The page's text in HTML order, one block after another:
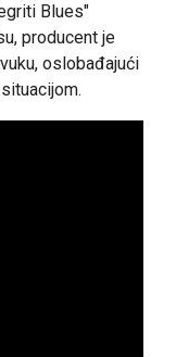
Blues"
producent je
oslobađajući